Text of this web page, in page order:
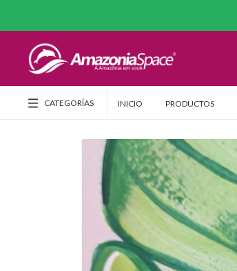
CATEGORÍAS INICIO PRODUCTOS